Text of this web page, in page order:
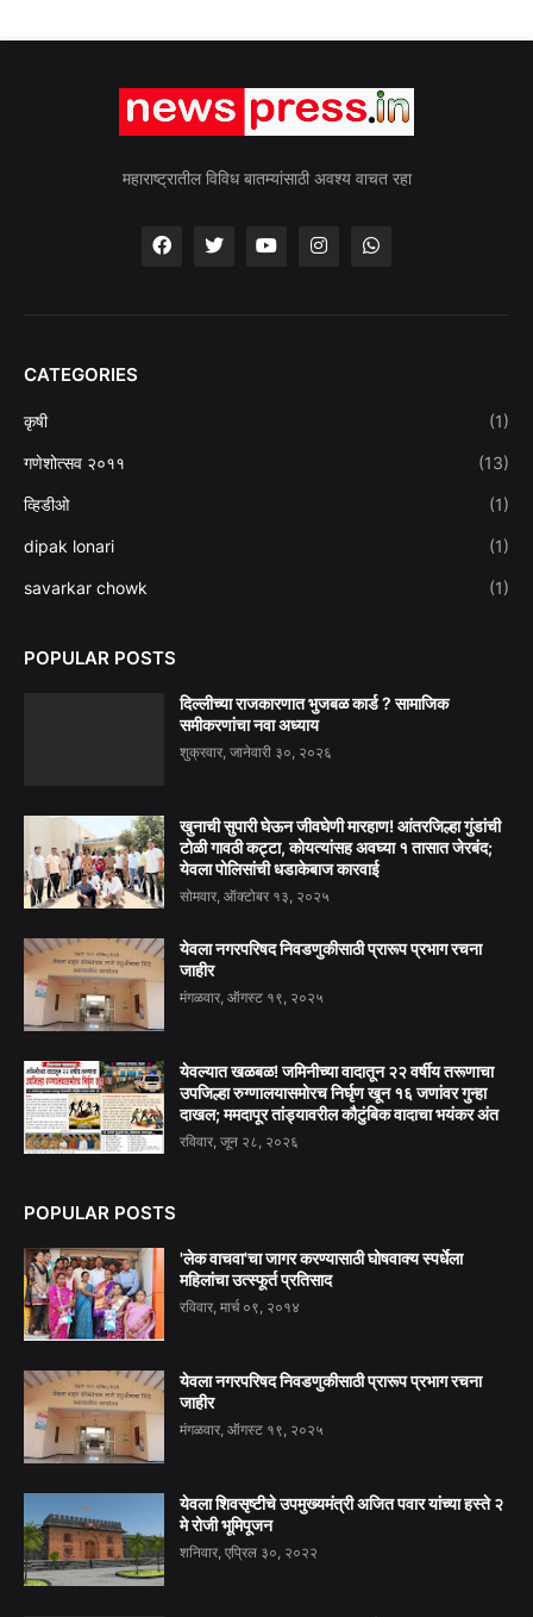
महाराष्ट्रातील विविध बातम्यांसाठी अवश्य वाचत रहा
CATEGORIES
कृषी (1)
गणेशोत्सव २०११ (13)
व्हिडीओ (1)
dipak lonari (1)
savarkar chowk (1)
POPULAR POSTS
दिल्लीच्या राजकारणात भुजबळ कार्ड ? सामाजिक
समीकरणांचा नवा अध्याय
शुक्रवार, जानेवारी ३०, २०२६
खुनाची सुपारी घेऊन जीवघेणी मारहाण! आंतरजिल्हा गुंडांची
टोळी गावठी कट्टा, कोयत्यांसह अवघ्या १ तासात जेरबंद;
येवला पोलिसांची धडाकेबाज कारवाई
सोमवार, ऑक्टोबर १३, २०२५
येवला नगरपरिषद निवडणुकीसाठी प्रारूप प्रभाग रचना
जाहीर
मंगळवार, ऑगस्ट १९, २०२५
येवल्यात खळबळ! जमिनीच्या वादातून २२ वर्षीय तरूणाचा
उपजिल्हा रुग्णालयासमोरच निर्घृण खून १६ जणांवर गुन्हा
दाखल; ममदापूर तांड्यावरील कौटुंबिक वादाचा भयंकर अंत
रविवार, जून २८, २०२६
POPULAR POSTS
'लेक वाचवा'चा जागर करण्यासाठी घोषवाक्य स्पर्धेला
महिलांचा उत्स्फूर्त प्रतिसाद
रविवार, मार्च ०९, २०१४
येवला नगरपरिषद निवडणुकीसाठी प्रारूप प्रभाग रचना
जाहीर
मंगळवार, ऑगस्ट १९, २०२५
येवला शिवसृष्टीचे उपमुख्यमंत्री अजित पवार यांच्या हस्ते २
मे रोजी भूमिपूजन
शनिवार, एप्रिल ३०, २०२२